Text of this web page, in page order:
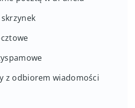
z odbiorem wiadomości